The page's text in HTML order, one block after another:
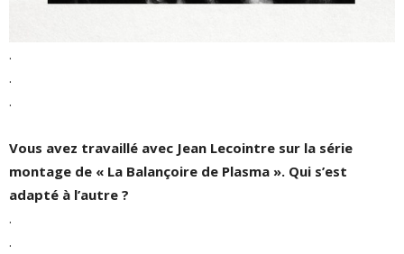
.
.
.
Vous avez travaillé avec Jean Lecointre sur la série
montage de « La Balançoire de Plasma ». Qui s’est
adapté à l’autre ?
.
.